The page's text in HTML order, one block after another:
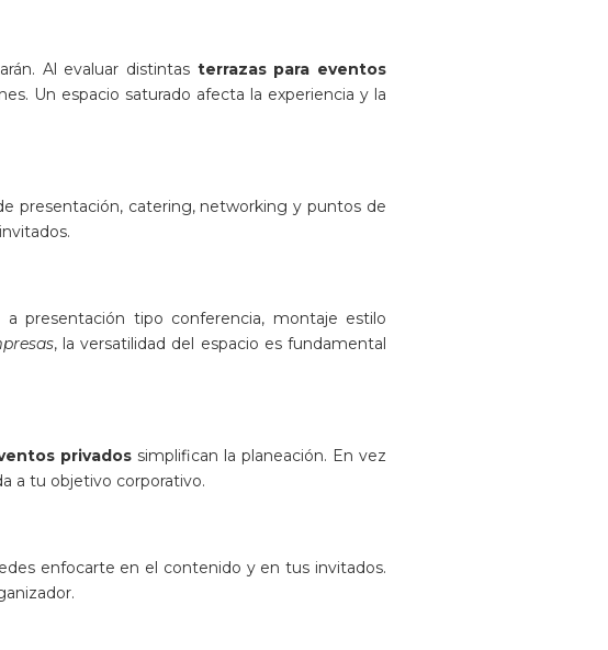
Al evaluar distintas terrazas para eventos
Un espacio saturado afecta la experiencia y la
presentación, catering, networking y puntos de
a presentación tipo conferencia, montaje estilo
, la versatilidad del espacio es fundamental
privados simplifican la planeación. En vez
a tu objetivo corporativo.
enfocarte en el contenido y en tus invitados.